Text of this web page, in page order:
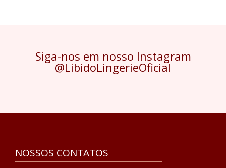
Siga-nos em nosso Instagram
@LibidoLingerieOficial
NOSSOS CONTATOS